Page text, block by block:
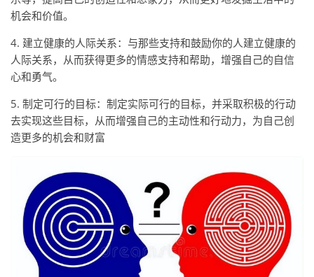
机会和价值。
4. 建立健康的人际关系：与那些支持和鼓励你的人建立健康的
人际关系，从而获得更多的情感支持和帮助，增强自己的自信
心和勇气。
5. 制定可行的目标：制定实际可行的目标，并采取积极的行动
去实现这些目标，从而增强自己的主动性和行动力，为自己创
造更多的机会和财富